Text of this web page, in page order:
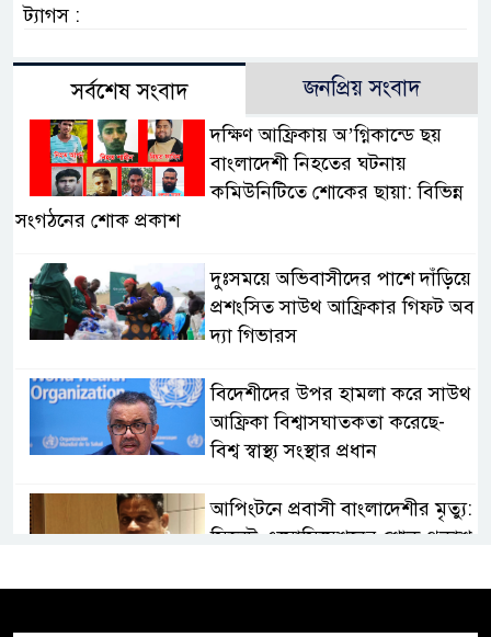
ট্যাগস :
সর্বশেষ সংবাদ জনপ্রিয় সংবাদ
দক্ষিণ আফ্রিকায় অ’গ্নিকান্ডে ছয়
বাংলাদেশী নিহতের ঘটনায়
কমিউনিটিতে শোকের ছায়া: বিভিন্ন
সংগঠনের শোক প্রকাশ
দুঃসময়ে অভিবাসীদের পাশে দাঁড়িয়ে
প্রশংসিত সাউথ আফ্রিকার গিফট অব
দ্যা গিভারস
বিদেশীদের উপর হামলা করে সাউথ
আফ্রিকা বিশ্বাসঘাতকতা করেছে-
বিশ্ব স্বাস্থ্য সংস্থার প্রধান
আপিংটনে প্রবাসী বাংলাদেশীর মৃত্যু:
সিলেট এসোসিয়েশনের শোক প্রকাশ